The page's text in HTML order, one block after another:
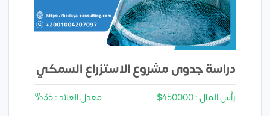
دراسة جدوى مشروع الاستزراع السمكي
رأس المال : 450000$ معدل العائد : 35%